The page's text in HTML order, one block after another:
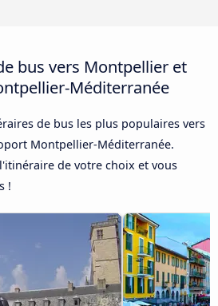
bus vers Montpellier et
Méditerranée
de bus les plus populaires vers
Montpellier-Méditerranée.
de votre choix et vous
!